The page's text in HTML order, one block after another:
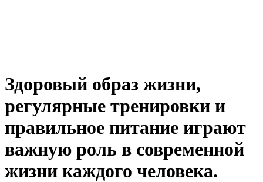
Здоровый образ жизни,
регулярные тренировки и
правильное питание играют
важную роль в современной
жизни каждого человека.